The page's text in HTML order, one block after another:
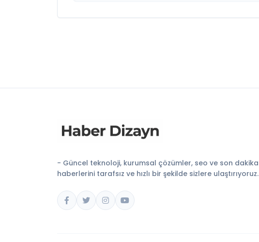
- Güncel teknoloji, kurumsal çözümler, seo ve son dakika
haberlerini tarafsız ve hızlı bir şekilde sizlere ulaştırıyoruz.